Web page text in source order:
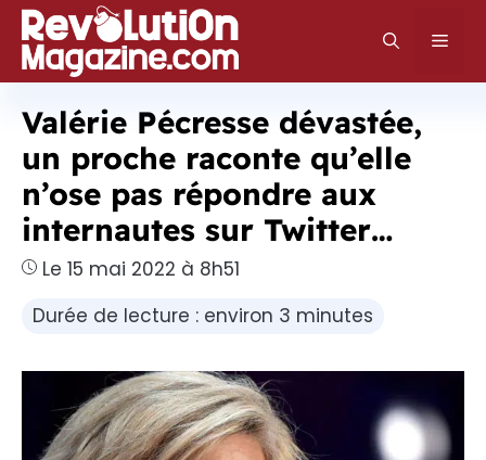
Aller
au
contenu
Valérie Pécresse dévastée,
un proche raconte qu’elle
n’ose pas répondre aux
internautes sur Twitter…
Le 15 mai 2022 à 8h51
Durée de lecture : environ 3 minutes